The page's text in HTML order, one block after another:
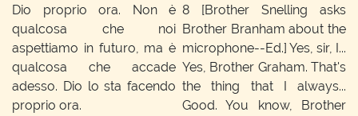
Dio proprio ora. Non è
qualcosa che noi
aspettiamo in futuro, ma è
qualcosa che accade
adesso. Dio lo sta facendo
proprio ora.
8
[Brother Snelling asks
Brother Branham about the
microphone--Ed.] Yes, sir, I...
Yes, Brother Graham. That's
the thing that I always...
Good. You know, Brother